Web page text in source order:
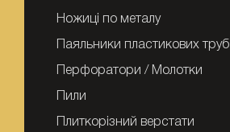
Ножиці по металу
Паяльники пластикових труб
Перфоратори / Молотки
Пили
Плиткорізний верстати